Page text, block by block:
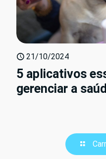
21/10/2024
5 aplicativos
gerenciar a